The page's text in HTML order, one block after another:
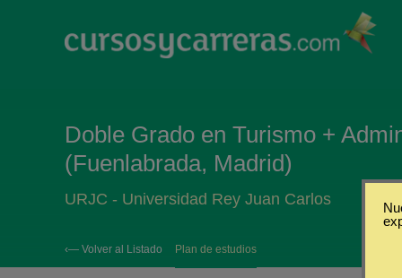
Doble Grado en Turismo +
(Fuenlabrada, Madrid)
URJC - Universidad Rey Juan Carlos
‹— Volver al Listado Plan de estudios